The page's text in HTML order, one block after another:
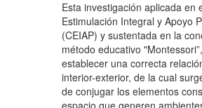
Esta investigación aplicada en
Estimulación Integral y Apoyo
(CEIAP) y sustentada en la
método educativo
establecer una correcta
interior-exterior, de la cual
de conjugar los elementos
espacio que generen